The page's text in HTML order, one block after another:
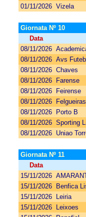
01/11/2026 Vizela
Giornata Nº 10
Data
08/11/2026
08/11/2026 Avs
08/11/2026 Chaves
08/11/2026 Farense
08/11/2026 Feirense
08/11/2026 Felgueiras
08/11/2026 Porto B
08/11/2026 Sporting
08/11/2026 Uniao
Giornata Nº 11
Data
15/11/2026
15/11/2026 Benfica
15/11/2026 Leiria
15/11/2026 Leixoes